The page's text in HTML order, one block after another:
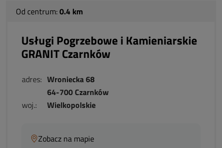
Od centrum:0.4 km
Usługi Pogrzebowe i Kamieniarskie
GRANIT Czarnków
adres: Wroniecka 68
64-700 Czarnków
woj.:
Wielkopolskie
Zobacz na mapie